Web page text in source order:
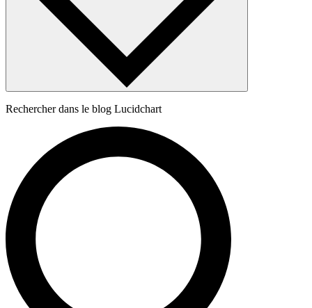
Rechercher dans le blog Lucidchart